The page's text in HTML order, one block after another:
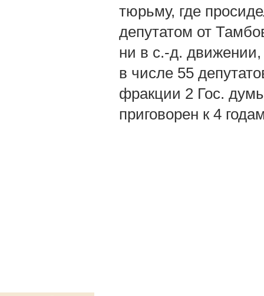
тюрьму, где
депутатом от
ни в с.-д.
в числе 55
фракции 2 Гос.
приговорен к 4